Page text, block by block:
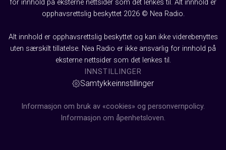
for innhold på eksterne nettsider som det lenkes til. Alt innhold er
opphavsrettslig beskyttet 2026 © Nea Radio.
Alt innhold er opphavsrettslig beskyttet og kan ikke viderebenyttes
uten særskilt tillatelse. Nea Radio er ikke ansvarlig for innhold på
eksterne nettsider som det lenkes til.
INNSTILLINGER
Samtykkeinnstillinger
Informasjon om bruk av «cookies» og personvernpolicy.
Informasjon om åpenhetsloven.